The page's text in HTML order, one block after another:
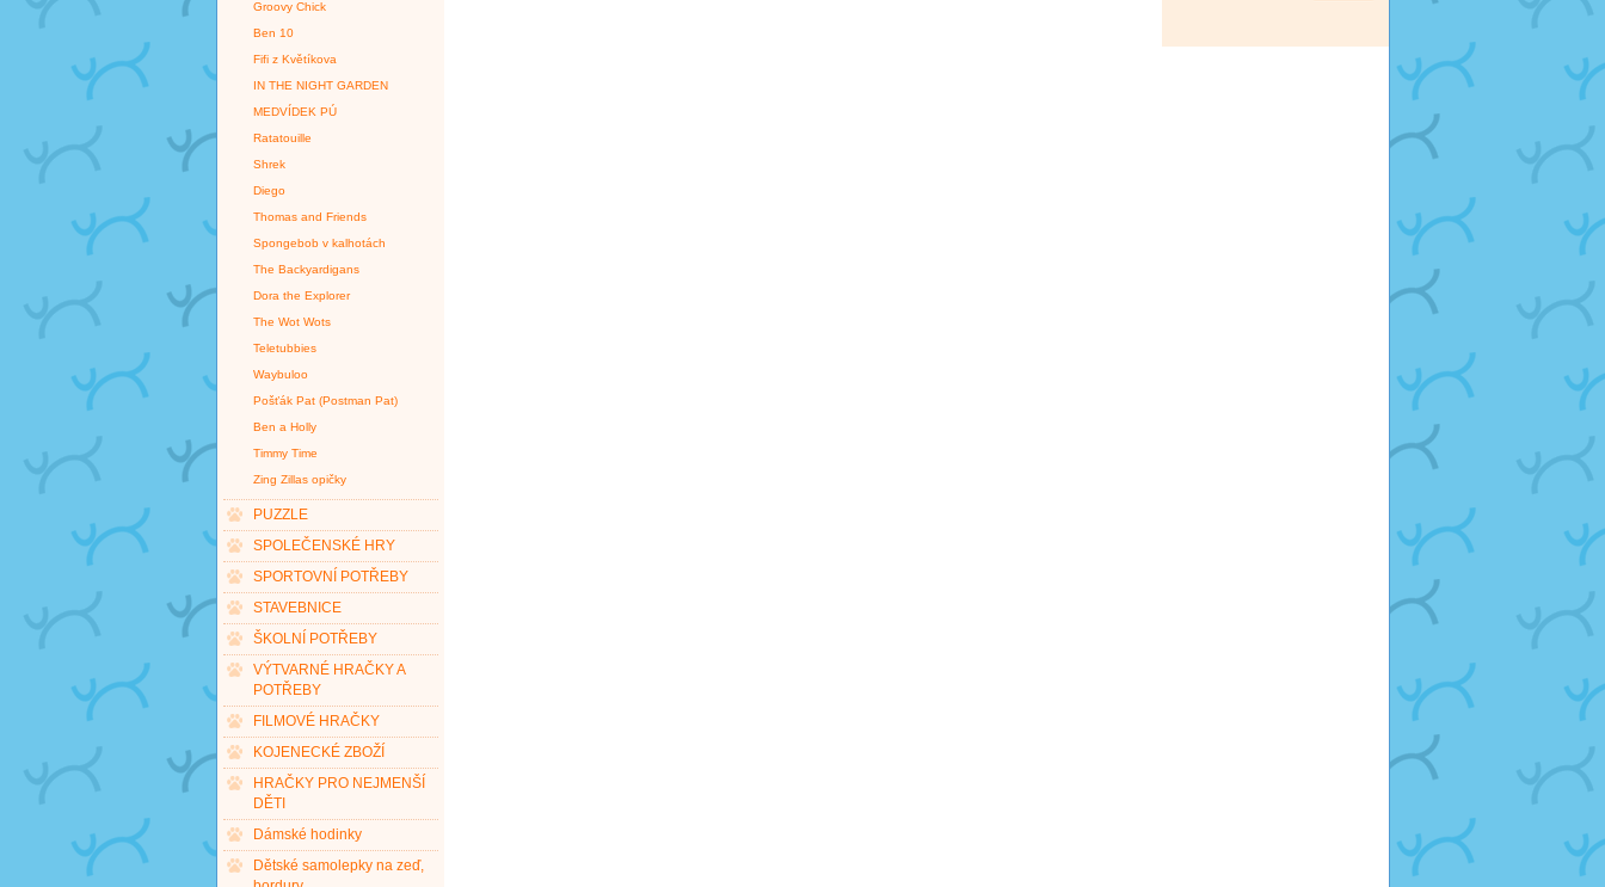
Groovy Chick
Ben 10
Fifi z Květíkova
IN THE NIGHT GARDEN
MEDVÍDEK PÚ
Ratatouille
Shrek
Diego
Thomas and Friends
Spongebob v kalhotách
The Backyardigans
Dora the Explorer
The Wot Wots
Teletubbies
Waybuloo
Pošťák Pat (Postman Pat)
Ben a Holly
Timmy Time
Zing Zillas opičky
PUZZLE
SPOLEČENSKÉ HRY
SPORTOVNÍ POTŘEBY
STAVEBNICE
ŠKOLNÍ POTŘEBY
VÝTVARNÉ HRAČKY A
POTŘEBY
FILMOVÉ HRAČKY
KOJENECKÉ ZBOŽÍ
HRAČKY PRO NEJMENŠÍ
DĚTI
Dámské hodinky
Dětské samolepky na zeď,